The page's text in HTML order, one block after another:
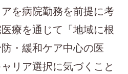
を病院勤務を前提に考
療を通じて「地域に根
・緩和ケア中心の医
リア選択に気づくこと